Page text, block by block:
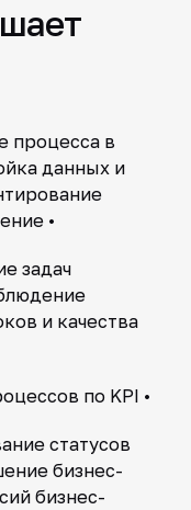
процесса в
данных и
•
задач
и качества
по KPI •
статусов
бизнес-
бизнес-